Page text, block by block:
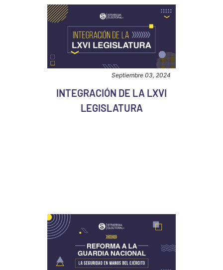
Septiembre 03, 2024
INTEGRACIÓN DE LA LXVI
LEGISLATURA